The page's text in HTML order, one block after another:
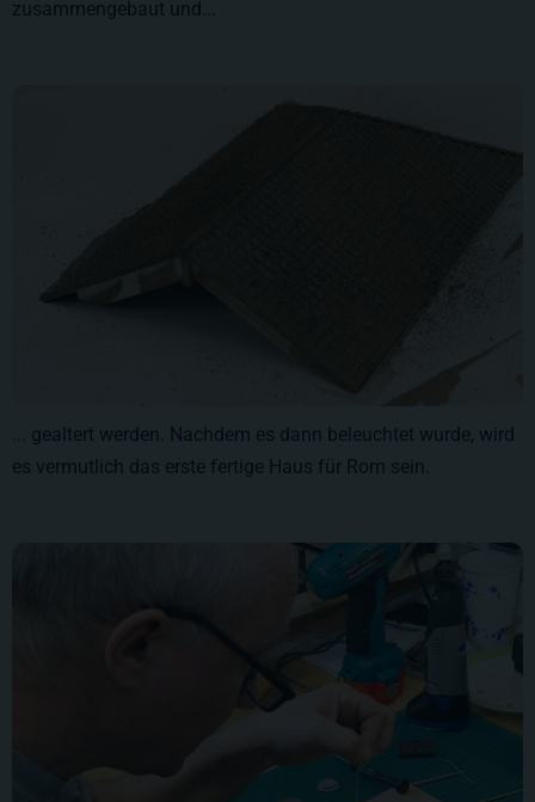
zusammengebaut und...
... gealtert werden. Nachdem es dann beleuchtet wurde, wird
es vermutlich das erste fertige Haus für Rom sein.